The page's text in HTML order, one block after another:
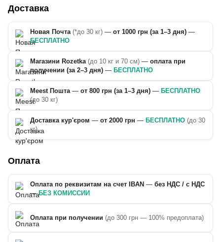
Доставка
Новая Почта (*до 30 кг) — от 1000 грн (за 1–3 дня) —
БЕСПЛАТНО
Магазини Rozetka (до 10 кг и 70 см) — оплата при
получении (за 2–3 дня) — БЕСПЛАТНО
Meest Пошта — от 800 грн (за 1–3 дня) — БЕСПЛАТНО
(до 30 кг)
Доставка кур'єром — от 2000 грн — БЕСПЛАТНО (до 30
кг)
Оплата
Оплата по реквизитам на счет IBAN — без НДС / с НДС
—БЕЗ КОМИССИИ
Оплата при получении (до 300 грн — 100% предоплата)